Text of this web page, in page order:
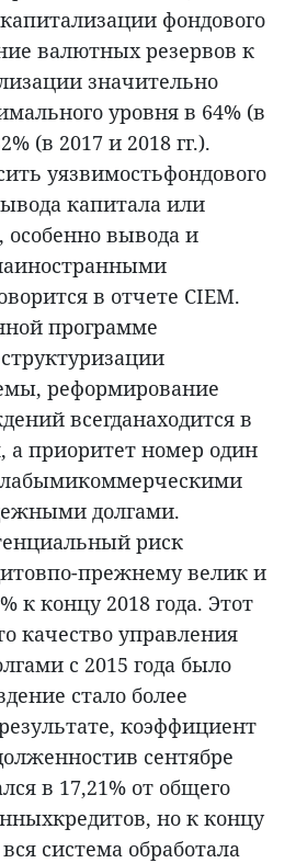
фондового
валютных резервов к
значительно
уровня в 64% (в
(в 2017 и 2018 гг.).
уязвимостьфондового
капитала или
вывода и
в отчете CIEM.
программе
реформирование
всегданаходится в
а приоритет номер один
долгами.
риск
прежнему велик и
к концу 2018 года. Этот
качество управления
с 2015 года было
стало более
коэффициент
сентябре
в 17,21% от общего
но к концу
система обработала